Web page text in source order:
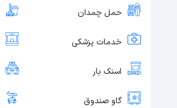
حمل چمدان
خدمات پزشکی
اسنک بار
گاو صندوق